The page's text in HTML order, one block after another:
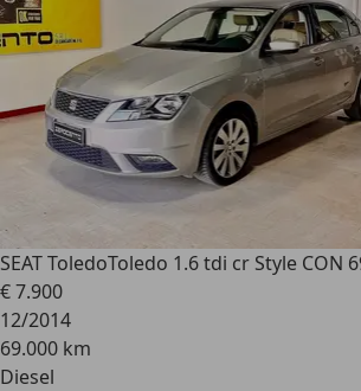
SEAT ToledoToledo 1.6 tdi cr Style CON
€ 7.900
12/2014
69.000 km
Diesel